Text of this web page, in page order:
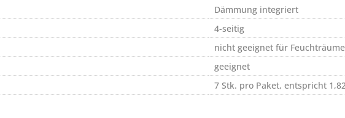
Dämmung integriert
4-seitig
nicht geeignet für Feuchträume
geeignet
7 Stk. pro Paket, entspricht